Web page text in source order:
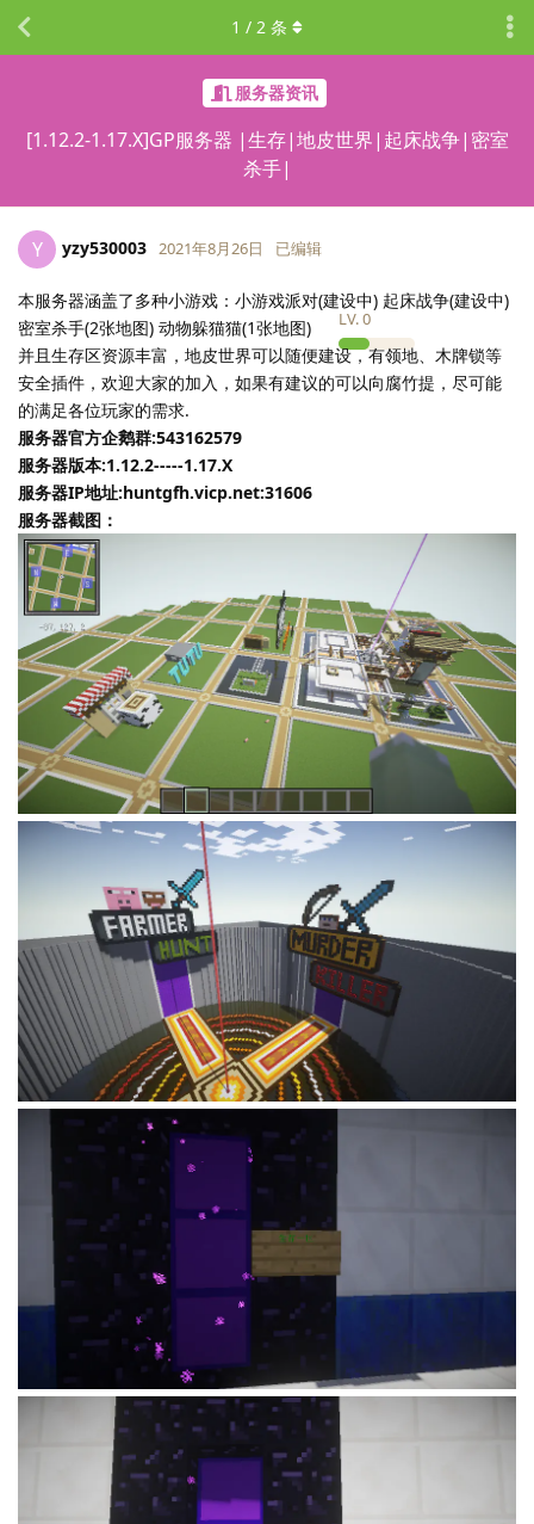
服务器资讯
[1.12.2-1.17.X]GP服务器 |生存|地皮世界|起床战争|密室
杀手|
1 / 2 条
Y yzy530003
LV.0
2021年8月26日 已编辑
本服务器涵盖了多种小游戏：小游戏派对(建设中) 起床战争(建设中)
密室杀手(2张地图) 动物躲猫猫(1张地图)
并且生存区资源丰富，地皮世界可以随便建设，有领地、木牌锁等
安全插件，欢迎大家的加入，如果有建议的可以向腐竹提，尽可能
的满足各位玩家的需求.
服务器官方企鹅群:543162579
服务器版本:1.12.2-----1.17.X
服务器IP地址:huntgfh.vicp.net:31606
服务器截图：